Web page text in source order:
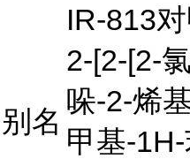
别名
IR-813
2-[2-[2-
哚-2-烯
甲基-